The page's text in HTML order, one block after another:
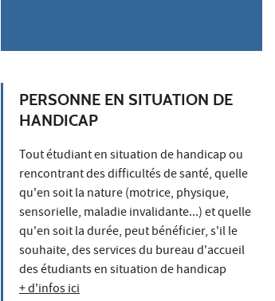
PERSONNE EN SITUATION DE
HANDICAP
Tout étudiant en situation de handicap ou
rencontrant des difficultés de santé, quelle
qu'en soit la nature (motrice, physique,
sensorielle, maladie invalidante...) et quelle
qu'en soit la durée, peut bénéficier, s'il le
souhaite, des services du bureau d'accueil
des étudiants en situation de handicap
+ d'infos ici